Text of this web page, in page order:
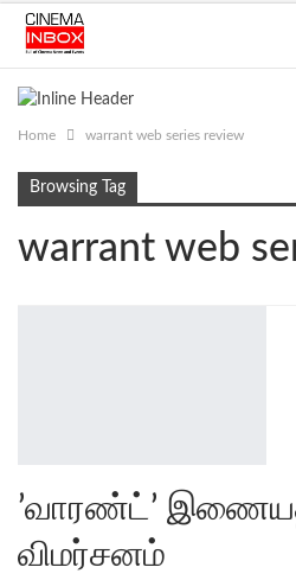
Home warrant web series review
Browsing Tag
warrant web
’வாரண்ட்’
விமர்சனம்